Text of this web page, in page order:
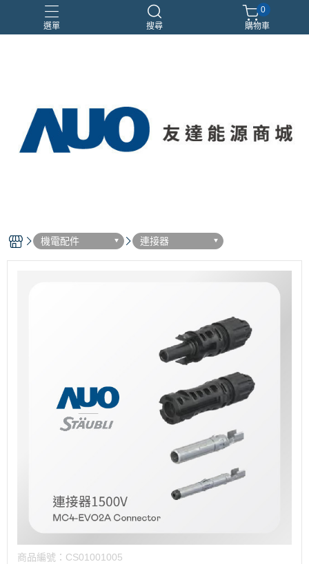
選單 搜尋
0
購物車
機電配件 連接器
商品編號： CS01001005